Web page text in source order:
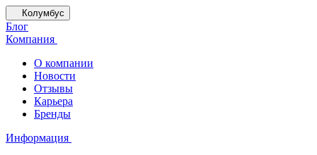
Колумбус
Блог
Компания
О компании
Новости
Отзывы
Карьера
Бренды
Информация